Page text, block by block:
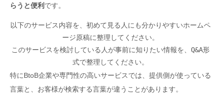
らうと便利 です。
以下のサービス内容を、初めて見る人にも分かりやすいホームペ
ージ原稿に整理してください。
このサービスを検討している人が事前に知りたい情報を、Q&A形
式で整理してください。
特にBtoB企業や専門性の高いサービスでは、提供側が使っている
言葉と、お客様が検索する言葉が違うことがあります。